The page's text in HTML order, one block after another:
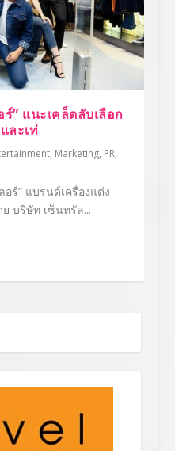
” แนะเคล็ดลับเลือก
ละเท่
, Marketing, PR,
อร์” แบรนด์เครื่องแต่ง
บริษัท เซ็นทรัล...